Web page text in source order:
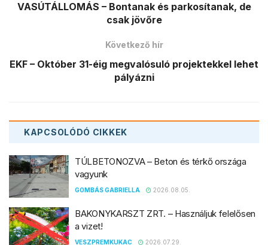
VASÚTÁLLOMÁS – Bontanak és parkosítanak, de
csak jövőre
Következő hír
EKF – Október 31-éig megvalósuló projektekkel lehet
pályázni
KAPCSOLÓDÓ CIKKEK
TÚLBETONOZVA – Beton és térkő országa
vagyunk
GOMBÁS GABRIELLA 2026.08.05.
BAKONYKARSZT ZRT. – Használjuk felelősen
a vizet!
VESZPREMKUKAC 2026.07.29.